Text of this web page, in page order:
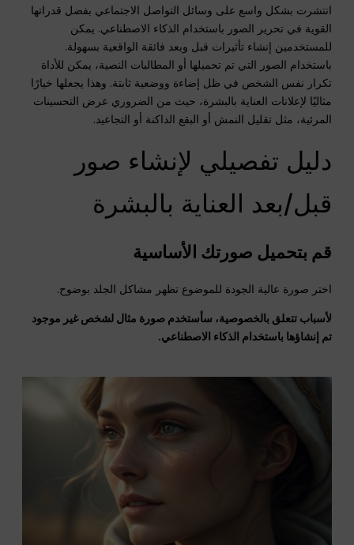
انتشرت بشكل واسع على وسائل التواصل الاجتماعي بفضل قدراتها
القوية في تحرير الصور باستخدام الذكاء الاصطناعي. يمكن
للمستخدمين إنشاء تأثيرات قبل وبعد فائقة الواقعية بسهولة.
باستخدام الصور التي تم تحميلها أو المطالبات النصية، يمكن للأداة
تكرار نفس الشخص في ظل إضاءة ووضعية ثابتة. وهذا يجعلها خيارًا
مثاليًا لإعلانات العناية بالبشرة، حيث من الضروري عرض التحسينات
المرئية، مثل تقليل النمش أو البقع الداكنة أو التجاعيد.
دليل تفصيلي لإنشاء صور
قبل/بعد العناية بالبشرة
قم بتحميل صورتك الأساسية
اختر صورة عالية الجودة للموضوع تظهر مشاكل الجلد بوضوح.
لأسباب تتعلق بالخصوصية، سأستخدم صورة مثال لشخص غير موجود
تم إنشاؤها باستخدام الذكاء الاصطناعي.